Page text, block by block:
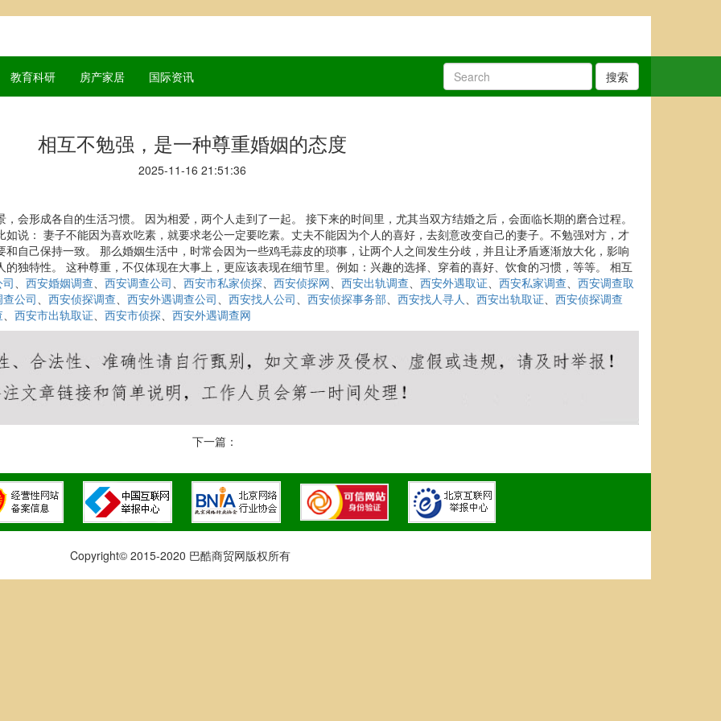
教育科研 房产家居 国际资讯 搜索
相互不勉强，是一种尊重婚姻的态度
2025-11-16 21:51:36
会形成各自的生活习惯。 因为相爱，两个人走到了一起。 接下来的时间里，尤其当双方结婚之后，会面临长期的磨合过程。
说： 妻子不能因为喜欢吃素，就要求老公一定要吃素。丈夫不能因为个人的喜好，去刻意改变自己的妻子。不勉强对方，才
自己保持一致。 那么婚姻生活中，时常会因为一些鸡毛蒜皮的琐事，让两个人之间发生分歧，并且让矛盾逐渐放大化，影响
独特性。 这种尊重，不仅体现在大事上，更应该表现在细节里。例如：兴趣的选择、穿着的喜好、饮食的习惯，等等。 相互
、 西安婚姻调查、 西安调查公司、 西安市私家侦探、 西安侦探网、 西安出轨调查、 西安外遇取证、 西安私家调查、 西安调查取
公司、 西安侦探调查、 西安外遇调查公司、 西安找人公司、 西安侦探事务部、 西安找人寻人、 西安出轨取证、 西安侦探调查
、 西安市出轨取证、 西安市侦探、 西安外遇调查网
下一篇：
Copyright© 2015-2020 巴酷商贸网版权所有